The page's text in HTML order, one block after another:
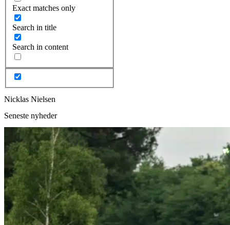
Exact matches only
Search in title
Search in content
Nicklas Nielsen
Seneste nyheder